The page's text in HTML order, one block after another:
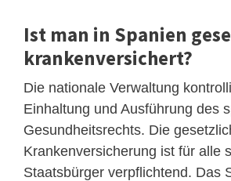
Ist man in Spanien
krankenversichert?
Die nationale Verwaltung
Einhaltung und Ausführung des
Gesundheitsrechts. Die
Krankenversicherung ist für alle
Staatsbürger verpflichtend. Das